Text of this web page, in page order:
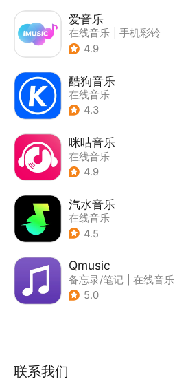
爱音乐
在线音乐
手机彩铃
4.9
酷狗音乐
在线音乐
4.3
咪咕音乐
在线音乐
4.9
汽水音乐
在线音乐
4.5
Qmusic
备忘录/笔记
在线音乐
5.0
联系我们